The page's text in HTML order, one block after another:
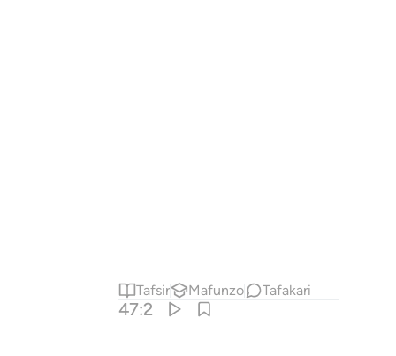
Tafsir Mafunzo Tafakari
47:2